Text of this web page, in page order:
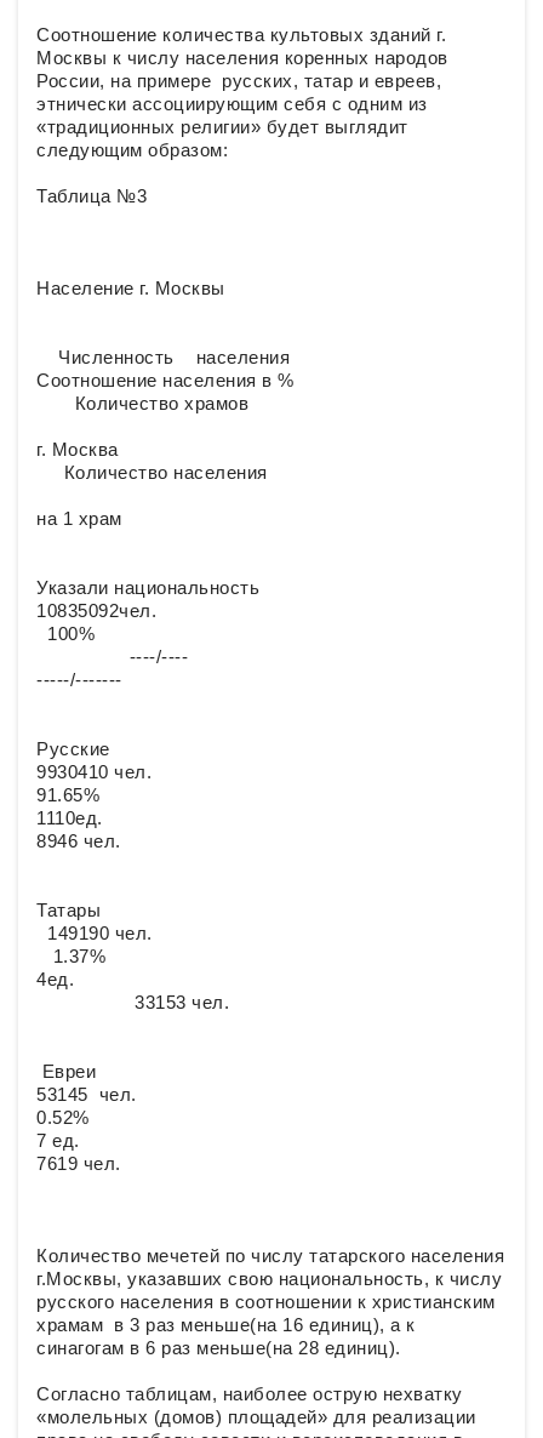
Соотношение количества культовых зданий г.
Москвы к числу населения коренных народов
России, на примере русских, татар и евреев,
этнически ассоциирующим себя c одним из
«традиционных религии» будет выглядит
следующим образом:
Таблица №3
Население г. Москвы
Численность населения
Соотношение населения в %
Количество храмов
г. Москва
Количество населения
на 1 храм
Указали национальность
10835092чел.
100%
----/----
-----/-------
Русские
9930410 чел.
91.65%
1110ед.
8946 чел.
Татары
149190 чел.
1.37%
4ед.
33153 чел.
Евреи
53145 чел.
0.52%
7 ед.
7619 чел.
Количество мечетей по числу татарского населения
г.Москвы, указавших свою национальность, к числу
русского населения в соотношении к христианским
храмам в 3 раз меньше(на 16 единиц), а к
синагогам в 6 раз меньше(на 28 единиц).
Согласно таблицам, наиболее острую нехватку
«молельных (домов) площадей» для реализации